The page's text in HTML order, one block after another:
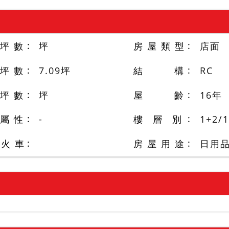
數
坪
數
7.09坪
數
坪
性
-
車
房 屋 類 型
店面
結 構
RC
屋 齡
16年
樓 層 別
1+2/
房 屋 用 途
⽇⽤